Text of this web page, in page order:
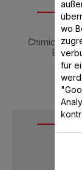
Chimichurri
Basis
wo
für